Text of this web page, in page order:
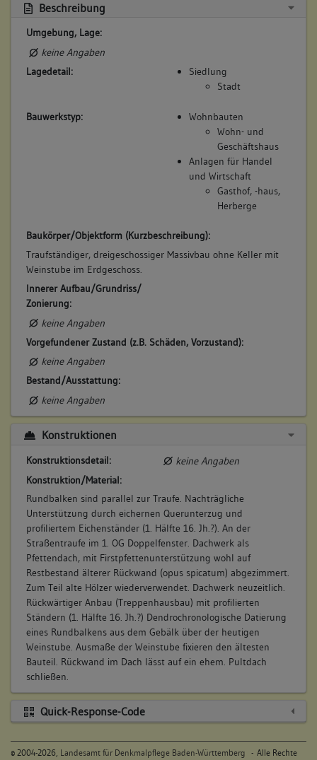
Beschreibung
Umgebung, Lage:
keine Angaben
Lagedetail:
Siedlung
Stadt
Bauwerkstyp:
Wohnbauten
Wohn- und
Geschäftshaus
Anlagen für Handel
und Wirtschaft
Gasthof, -haus,
Herberge
Baukörper/Objektform (Kurzbeschreibung):
Traufständiger, dreigeschossiger Massivbau ohne Keller mit
Weinstube im Erdgeschoss.
Innerer Aufbau/Grundriss/
Zonierung:
keine Angaben
Vorgefundener Zustand (z.B. Schäden, Vorzustand):
keine Angaben
Bestand/Ausstattung:
keine Angaben
Konstruktionen
Konstruktionsdetail:
keine Angaben
Konstruktion/Material:
Rundbalken sind parallel zur Traufe. Nachträgliche
Unterstützung durch eichernen Querunterzug und
profiliertem Eichenständer (1. Hälfte 16. Jh.?). An der
Straßentraufe im 1. OG Doppelfenster. Dachwerk als
Pfettendach, mit Firstpfettenunterstützung wohl auf
Restbestand älterer Rückwand (opus spicatum) abgezimmert.
Zum Teil alte Hölzer wiederverwendet. Dachwerk neuzeitlich.
Rückwärtiger Anbau (Treppenhausbau) mit profilierten
Ständern (1. Hälfte 16. Jh.?) Dendrochronologische Datierung
eines Rundbalkens aus dem Gebälk über der heutigen
Weinstube. Ausmaße der Weinstube fixieren den ältesten
Bauteil. Rückwand im Dach lässt auf ein ehem. Pultdach
schließen.
Quick-Response-Code
© 2004-2026, Landesamt für Denkmalpflege Baden-Württemberg
- Alle Rechte